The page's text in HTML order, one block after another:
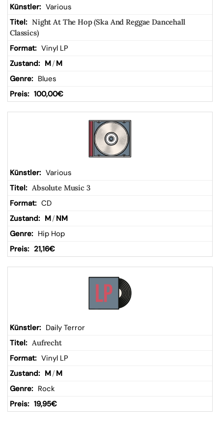
Various
Night At The Hop (Ska And Reggae Dancehall
Classics)
Vinyl LP
M/ M
Blues
100,00€
Various
Absolute Music 3
CD
M/ NM
Hip Hop
21,16€
Daily Terror
Aufrecht
Vinyl LP
M/ M
Rock
19,95€